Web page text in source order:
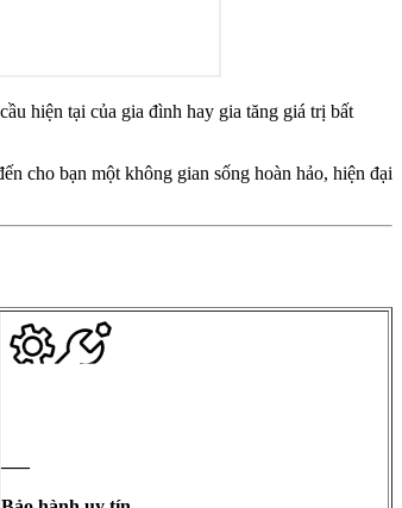
hiện tại của gia đình hay gia tăng giá trị bất
cho bạn một không gian sống hoàn hảo, hiện đại
—–